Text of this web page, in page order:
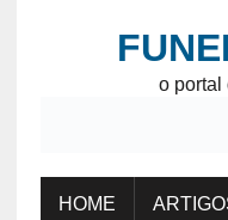
o portal
HOME